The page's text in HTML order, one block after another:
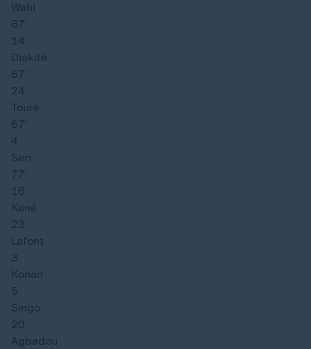
Wahi
67′
14
Diakité
67′
24
Touré
67′
4
Seri
77′
16
Koné
23
Lafont
3
Konan
5
Singo
20
Agbadou